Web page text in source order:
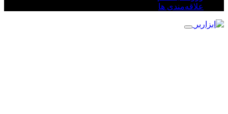
علاقه‌مندی ها